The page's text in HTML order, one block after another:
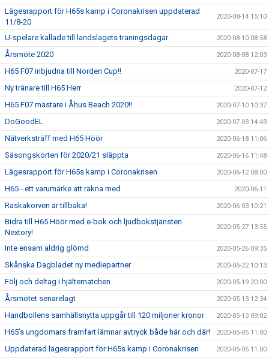
Lägesrapport för H65s kamp i Coronakrisen uppdaterad
11/8-20
2020-08-14 15:10
U-spelare kallade till landslagets träningsdagar 2020-08-10 08:58
Årsmöte 2020 2020-08-08 12:03
H65 F07 inbjudna till Norden Cup!! 2020-07-17
Ny tränare till H65 Herr 2020-07-12
H65 F07 mästare i Åhus Beach 2020!! 2020-07-10 10:37
DoGoodEL 2020-07-03 14:43
Nätverksträff med H65 Höör 2020-06-18 11:06
Säsongskorten för 2020/21 släppta 2020-06-16 11:48
Lägesrapport för H65s kamp i Coronakrisen 2020-06-12 08:00
H65 - ett varumärke att räkna med 2020-06-11
Raskakorven är tillbaka! 2020-06-03 10:21
Bidra till H65 Höör med e-bok och ljudbokstjänsten
Nextory!
2020-05-27 13:55
Inte ensam aldrig glömd 2020-05-26 09:35
Skånska Dagbladet ny mediepartner 2020-05-22 10:13
Följ och deltag i hjältematchen 2020-05-19 20:00
Årsmötet senarelagt 2020-05-13 12:34
Handbollens samhällsnytta uppgår till 120 miljoner kronor 2020-05-13 09:02
H65’s ungdomars framfart lämnar avtryck både här och där! 2020-05-05 11:00
Uppdaterad lägesrapport för H65s kamp i Coronakrisen 2020-05-05 11:00